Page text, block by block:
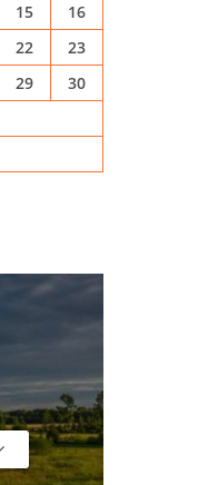
15
16
22
23
29
30